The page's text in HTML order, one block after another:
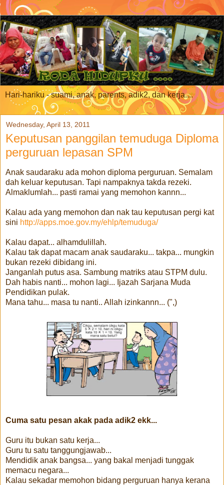
Hari-hariku - suami, anak, parents, adik2, dan kerja....
Wednesday, April 13, 2011
Keputusan panggilan temuduga Diploma
perguruan lepasan SPM
Anak saudaraku ada mohon diploma perguruan. Semalam
dah keluar keputusan. Tapi nampaknya takda rezeki.
Almaklumlah... pasti ramai yang memohon kannn...
Kalau ada yang memohon dan nak tau keputusan pergi kat
sini http://apps.moe.gov.my/ehlp/temuduga/
Kalau dapat... alhamdulillah.
Kalau tak dapat macam anak saudaraku... takpa... mungkin
bukan rezeki dibidang ini.
Janganlah putus asa. Sambung matriks atau STPM dulu.
Dah habis nanti... mohon lagi... Ijazah Sarjana Muda
Pendidikan pulak.
Mana tahu... masa tu nanti.. Allah izinkannn... (",)
Cuma satu pesan akak pada adik2 ekk...
Guru itu bukan satu kerja...
Guru tu satu tanggungjawab...
Mendidik anak bangsa... yang bakal menjadi tunggak
memacu negara...
Kalau sekadar memohon bidang perguruan hanya kerana